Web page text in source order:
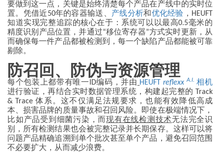
要做到这一点，关键是始终清楚每个产品在产线中的实时位
置。凭借近50年的容器输送、 产线分析和优化经验 ，HEUFT
知道实现完整追踪的核心在于：系统可以以最高0.5毫米的
精度识别产品位置，并通过“移位寄存器”方式实时更新，从
而确保每一件产品都被检测到，每一个缺陷产品都能被可靠
剔除。
防召回、防伪与资源管理
每个包装上都带有唯一ID编码，并由 HEUFTreflexxA.I. 相机
进行验证，再结合实时数据管理系统，构建起完整的 Track
& Trace 体系。这不仅满足法规要求，也能有效降低高成
本、损害品牌的质量事故和召回风险。即使在极端情况下，
比如产品受到细菌污染，而现有在线检测技术无法完全识
别，所有检测结果也会被完整记录并长期保存。这样可以将
问题产品精确追溯到单个批次甚至单个产品，避免召回范围
不必要扩大，从而减少浪费。